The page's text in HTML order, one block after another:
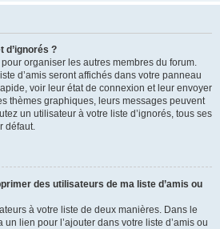
d’ignorés ?
organiser les autres membres du forum.
d’amis seront affichés dans votre panneau
voir leur état de connexion et leur envoyer
thèmes graphiques, leurs messages peuvent
un utilisateur à votre liste d’ignorés, tous ses
défaut.
des utilisateurs de ma liste d’amis ou
à votre liste de deux manières. Dans le
lien pour l’ajouter dans votre liste d’amis ou